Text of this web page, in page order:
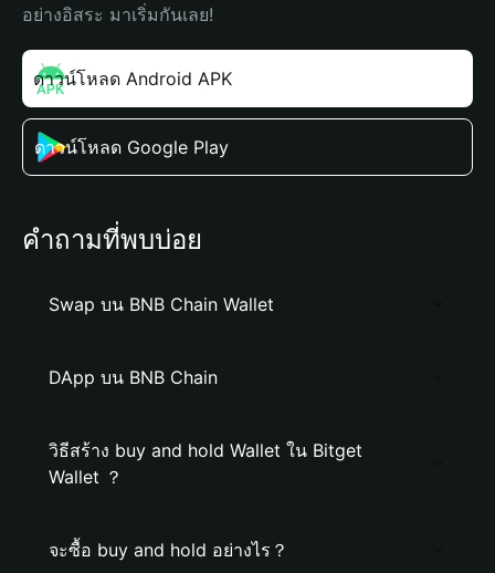
อย่างอิสระ มาเริ่มกันเลย!
ดาวน์โหลด Android APK
ดาวน์โหลด Google Play
คำถามที่พบบ่อย
Swap บน BNB Chain Wallet
DApp บน BNB Chain
วิธีสร้าง buy and hold Wallet ใน Bitget
Wallet ？
จะซื้อ buy and hold อย่างไร？